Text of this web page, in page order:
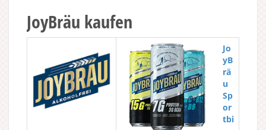
JoyBräu kaufen
Jo
yB
rä
u
Sp
or
tbi